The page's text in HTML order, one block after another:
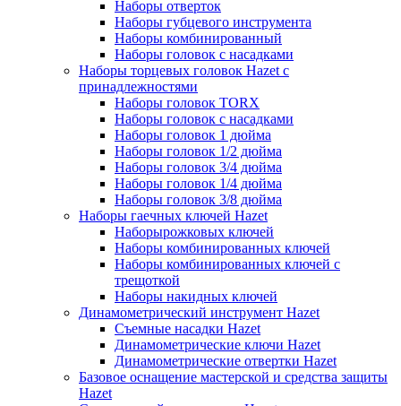
Наборы отверток
Наборы губцевого инструмента
Наборы комбинированный
Наборы головок с насадками
Наборы торцевых головок Hazet с
принадлежностями
Наборы головок TORX
Наборы головок с насадками
Наборы головок 1 дюйма
Наборы головок 1/2 дюйма
Наборы головок 3/4 дюйма
Наборы головок 1/4 дюйма
Наборы головок 3/8 дюйма
Наборы гаечных ключей Hazet
Наборырожковых ключей
Наборы комбинированных ключей
Наборы комбинированных ключей с
трещоткой
Наборы накидных ключей
Динамометрический инструмент Hazet
Съемные насадки Hazet
Динамометрические ключи Hazet
Динамометрические отвертки Hazet
Базовое оснащение мастерской и средства защиты
Hazet